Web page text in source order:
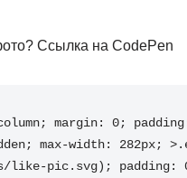
Ссылка на CodePen
margin: 0;
max-width: 282px;
like-pic.svg); padding: